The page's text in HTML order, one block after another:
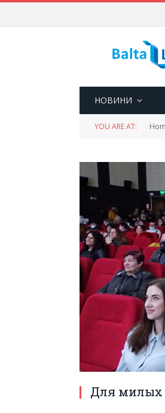
НОВИНИ
YOU ARE AT:
Для милых